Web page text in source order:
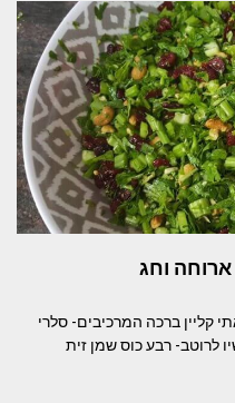
וחג
קליין ברכה המרכיבים- סלרי
לרוטב- רבע כוס שמן זית